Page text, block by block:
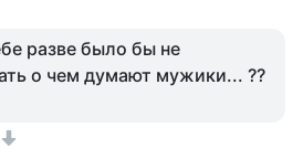
разве было бы не
о чем думают мужики... ??